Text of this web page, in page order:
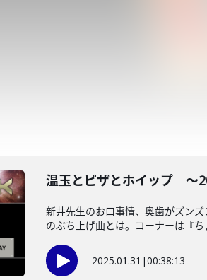
温玉とピザとホイップ ～
新井先生のお口事情、奥歯がズン
のぶち上げ曲とは。コーナーは『ち
2025.01.31 |00:38:13